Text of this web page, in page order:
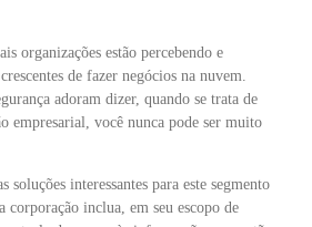
organizações estão percebendo e
de fazer negócios na nuvem.
adoram dizer, quando se trata de
empresarial, você nunca pode ser muito
soluções interessantes para este segmento
corporação inclua, em seu escopo de